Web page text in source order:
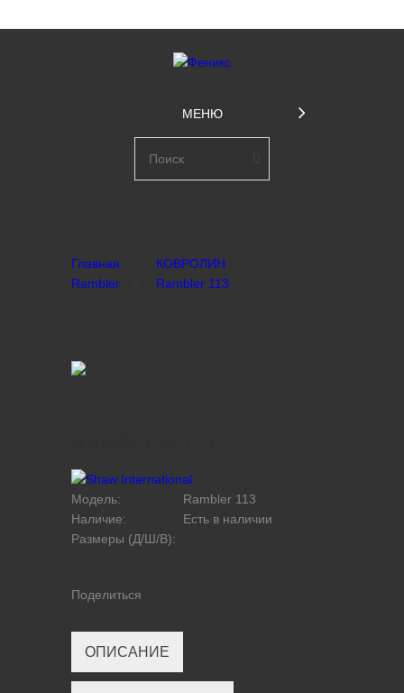
МЕНЮ
Главная
КОВРОЛИН
Rambler
Rambler 113
Модель:
Rambler 113
Наличие:
Есть в наличии
Размеры (Д/Ш/В):
Поделиться
ОПИСАНИЕ